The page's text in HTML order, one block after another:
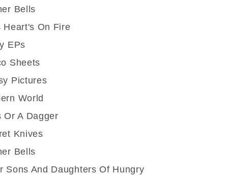
Bells
Heart's On Fire
EPs
Sheets
Pictures
World
Or A Dagger
Knives
Bells
Sons And Daughters Of Hungry